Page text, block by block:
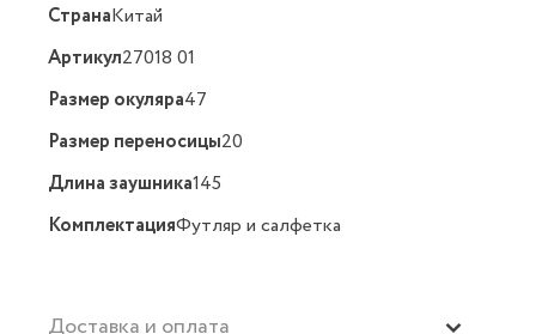
СтранаКитай
Артикул27018 01
Размер окуляра47
Размер переносицы20
Длина заушника145
КомплектацияФутляр и салфетка
Доставка и оплата